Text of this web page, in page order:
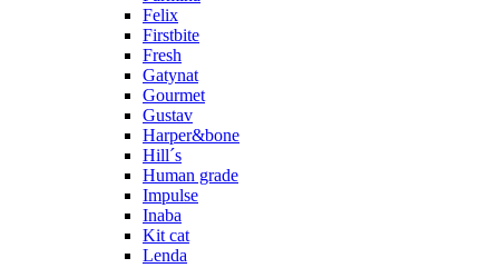
Felix
Firstbite
Fresh
Gatynat
Gourmet
Gustav
Harper&bone
Hill´s
Human grade
Impulse
Inaba
Kit cat
Lenda